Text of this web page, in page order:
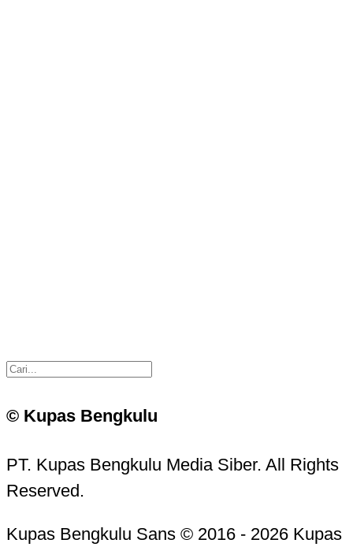
© Kupas Bengkulu
PT. Kupas Bengkulu Media Siber. All Rights
Reserved.
Kupas Bengkulu Sans © 2016 - 2026 Kupas